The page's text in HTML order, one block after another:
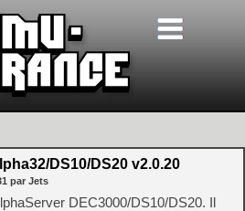
DS10/DS20 v2.0.20
par Jets
DEC3000/DS10/DS20. Il